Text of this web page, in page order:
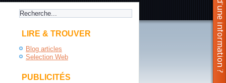
LIRE & TROUVER
Blog articles
Selection Web
PUBLICITÉS